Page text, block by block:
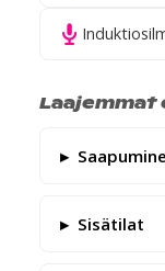
Sisätilat